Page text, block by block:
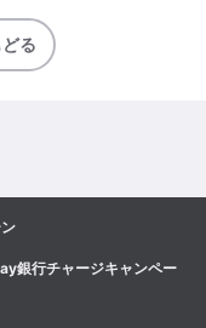
る
銀行チャージキャンペー